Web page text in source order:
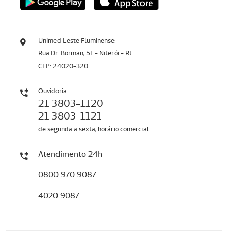
Unimed Leste Fluminense
Rua Dr. Borman, 51 - Niterói - RJ
CEP: 24020-320
Ouvidoria
21 3803-1120
21 3803-1121
de segunda a sexta, horário comercial
Atendimento 24h
0800 970 9087
4020 9087